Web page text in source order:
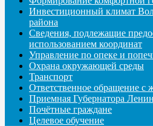
Инвестиционный климат
района
Сведения, подлежащие
использованием координат
Управление по опеке и
Охрана окружающей среды
Транспорт
Ответственное обращение с
Приемная Губернатора
Почётные граждане
Целевое обучение